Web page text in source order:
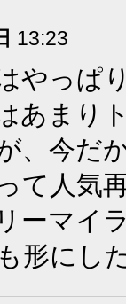
13:23
やっぱ
あまり
、今だ
て人気
ーマイ
形にし